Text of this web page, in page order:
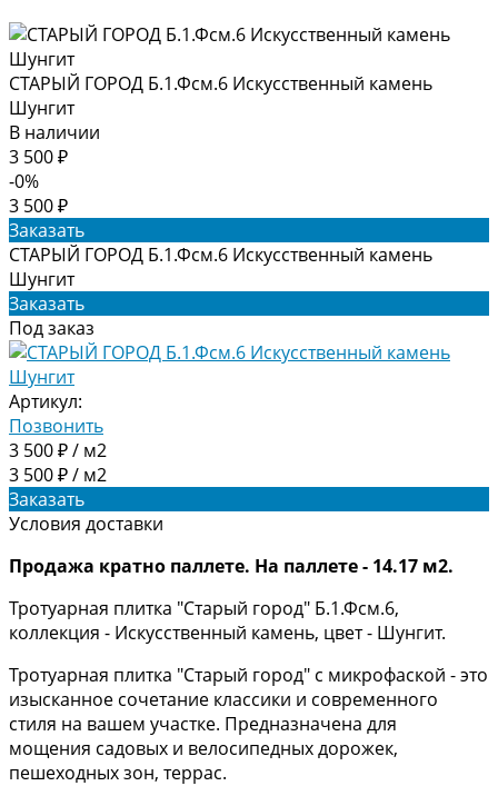
СТАРЫЙ ГОРОД Б.1.Фсм.6 Искусственный камень
Шунгит
В наличии
3 500 ₽
-0%
3 500 ₽
Заказать
СТАРЫЙ ГОРОД Б.1.Фсм.6 Искусственный камень
Шунгит
Заказать
Под заказ
Артикул:
Позвонить
3 500 ₽ / м2
3 500 ₽ / м2
Заказать
Условия доставки
Продажа кратно паллете. На паллете - 14.17 м2.
Тротуарная плитка "Старый город" Б.1.Фсм.6,
коллекция - Искусственный камень, цвет - Шунгит.
Тротуарная плитка "Старый город" с микрофаской - это
изысканное сочетание классики и современного
стиля на вашем участке. Предназначена для
мощения садовых и велосипедных дорожек,
пешеходных зон, террас.